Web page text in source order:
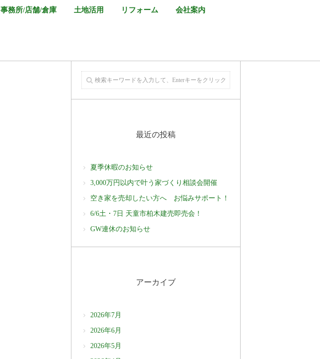
事務所/店舗/倉庫 土地活用 リフォーム 会社案内
最近の投稿
夏季休暇のお知らせ
3,000万円以内で叶う家づくり相談会開催
空き家を売却したい方へ お悩みサポート！
6/6土・7日 天童市柏木建売即売会！
GW連休のお知らせ
アーカイブ
2026年7月
2026年6月
2026年5月